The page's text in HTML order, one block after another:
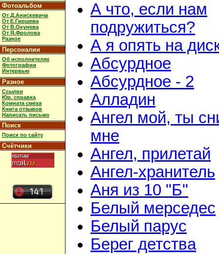
Фотоальбом
От Д.Анискевича
От Е.Гиршева
От В.Окунева
От Я.Фролова
Разное
Персоналии
Об исполнителях
Фотографии
Интервью
Разное
Ссылки
Юр. справка
Комната смеха
Книга отзывов
Написать письмо
Поиск
Поиск по сайту
Счётчики
А что, если нам
подружиться?
А я опять на
Абсурдное
Абсурдное - 2
Алладин
Ангел мой, ты
мне
Ангел, прилетай
Ангел-хранитель
Аня из 10 "Б"
Белый мерседес
Белый парус
Берег детства